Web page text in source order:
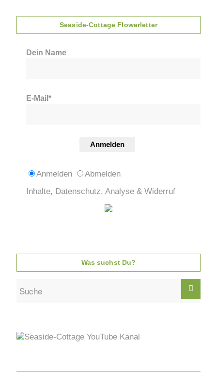
Seaside-Cottage Flowerletter
Dein Name
E-Mail*
Anmelden
Anmelden
Abmelden
Inhalte, Datenschutz, Analyse & Widerruf
Was suchst Du?